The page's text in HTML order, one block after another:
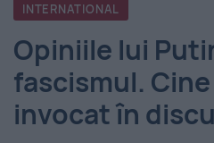
România
-
Evenimentul
Zilei
INTERNATIONAL
Opiniile lui
fascismul.
invocat în